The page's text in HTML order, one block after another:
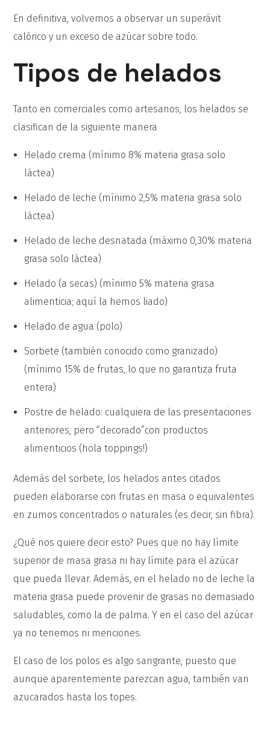
En definitiva, volvemos a observar un superávit
calórico y un exceso de azúcar sobre todo.
Tipos de helados
Tanto en comerciales como artesanos, los helados se
clasifican de la siguiente manera
Helado crema (mínimo 8% materia grasa solo
láctea)
Helado de leche (mínimo 2,5% materia grasa solo
láctea)
Helado de leche desnatada (máximo 0,30% materia
grasa solo láctea)
Helado (a secas) (mínimo 5% materia grasa
alimenticia; aquí la hemos liado)
Helado de agua (polo)
Sorbete (también conocido como granizado)
(mínimo 15% de frutas, lo que no garantiza fruta
entera)
Postre de helado: cualquiera de las presentaciones
anteriores, pero “decorado”con productos
alimenticios (hola toppings!)
Además del sorbete, los helados antes citados
pueden elaborarse con frutas en masa o equivalentes
en zumos concentrados o naturales (es decir, sin fibra).
¿Qué nos quiere decir esto? Pues que no hay límite
superior de masa grasa ni hay límite para el azúcar
que pueda llevar. Además, en el helado no de leche la
materia grasa puede provenir de grasas no demasiado
saludables, como la de palma. Y en el caso del azúcar
ya no tenemos ni menciones.
El caso de los polos es algo sangrante, puesto que
aunque aparentemente parezcan agua, también van
azucarados hasta los topes.